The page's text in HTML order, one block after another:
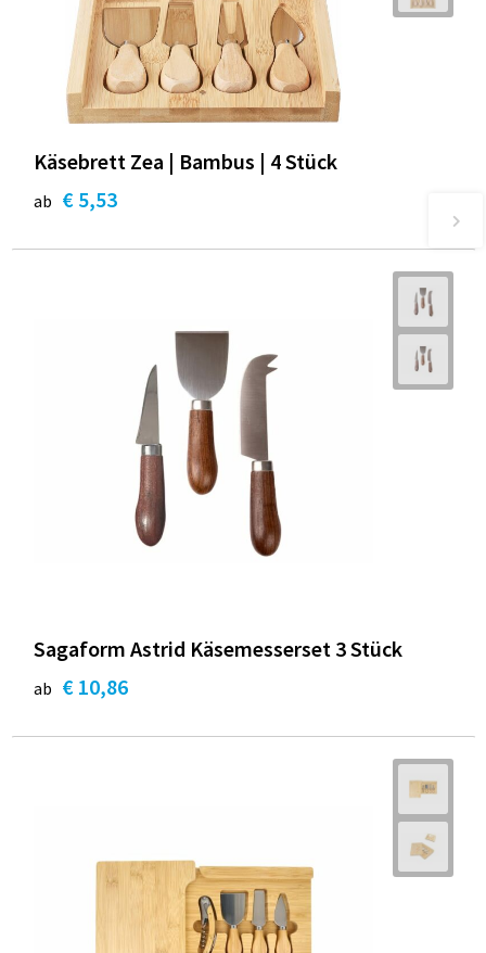
Käsebrett Zea | Bambus | 4 Stück
ab € 5,53
Sagaform Astrid Käsemesserset 3 Stück
ab € 10,86